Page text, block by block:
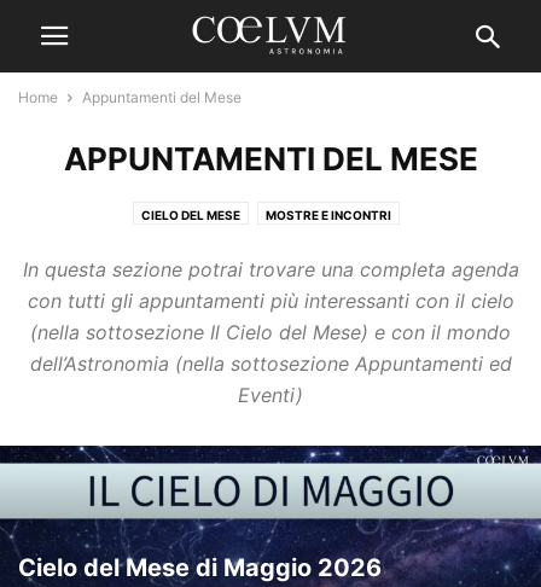
Home Appuntamenti del Mese
APPUNTAMENTI DEL MESE
CIELO DEL MESE MOSTRE E INCONTRI
In questa sezione potrai trovare una completa agenda
con tutti gli appuntamenti più interessanti con il cielo
(nella sottosezione Il Cielo del Mese) e con il mondo
dell’Astronomia (nella sottosezione Appuntamenti ed
Eventi)
Cielo del Mese di Maggio 2026